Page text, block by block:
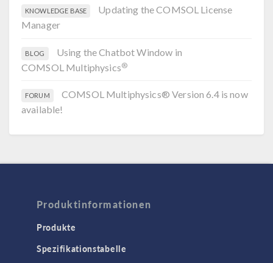
KNOWLEDGE BASE
Updating the COMSOL License
Manager
BLOG
Using the Chatbot Window in
COMSOL Multiphysics®
FORUM
COMSOL Multiphysics® Version 6.4 is now
available!
Produktinformationen
Produkte
Spezifikationstabelle